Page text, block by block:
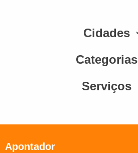
Cidades
Categorias
Serviços
Apontador